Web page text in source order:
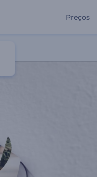
Preços